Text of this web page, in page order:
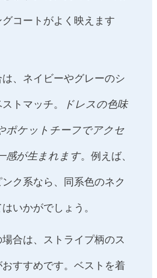
コートがよく映えます
、ネイビーやグレーのシ
トマッチ。 ドレスの色味
ポケットチーフでアクセ
感が生まれます。例えば、
ク系なら、同系色のネク
いかがでしょう。
合は、ストライプ柄のス
すすめです。ベストを着